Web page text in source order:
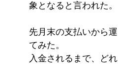
象となると言われた。
先月末の支払いから
てみた。
入金されるまで、ど